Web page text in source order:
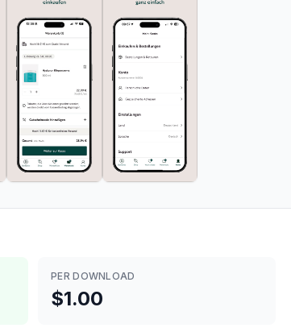
PER DOWNLOAD
$1.00